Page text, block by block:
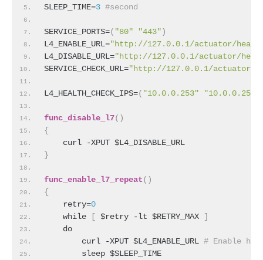
SLEEP_TIME=3 #second
SERVICE_PORTS=( "80" "443")
L4_ENABLE_URL="http://127.0.0.1/actuator/
L4_DISABLE_URL="http://127.0.0.1/actuator/
SERVICE_CHECK_URL="http://127.0.0.1/actuator/
L4_HEALTH_CHECK_IPS=( "10.0.0.253" "10.0.0.254"
func_disable_l7( )
{
    curl -XPUT $L4_DISABLE_URL
}
func_enable_l7_repeat( )
{
    retry=
0
    while
[ $retry -lt $RETRY_MAX
]
    do
        curl -XPUT $L4_ENABLE_URL
# Enable
        sleep $SLEEP_TIME